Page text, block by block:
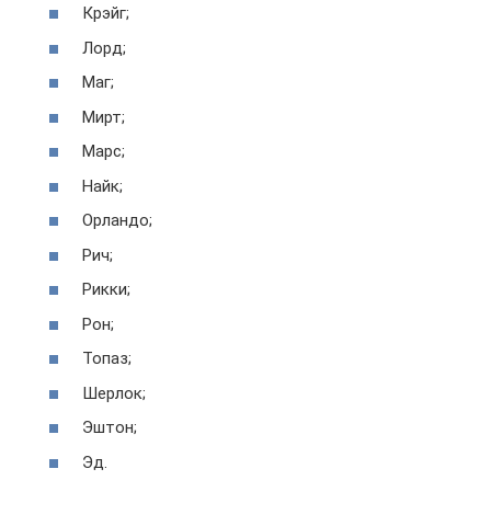
Крэйг;
Лорд;
Маг;
Мирт;
Марс;
Найк;
Орландо;
Рич;
Рикки;
Рон;
Топаз;
Шерлок;
Эштон;
Эд.